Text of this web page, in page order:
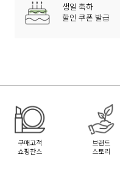
생일 축하
할인 쿠폰 발급
구매고객
쇼핑찬스
브랜드
스토리